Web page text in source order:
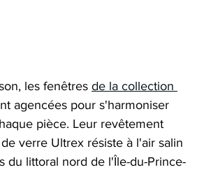
les fenêtres de la collection
agencées pour s'harmoniser
pièce. Leur revêtement
verre Ultrex résiste à l'air salin
du littoral nord de l'Île-du-Prince-